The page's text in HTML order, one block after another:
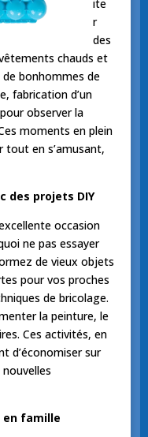
ite
r
des
chauds et
bonhommes de
fabrication d’un
observer la
moments en plein
tout en s’amusant,
des projets DIY
occasion
ne pas essayer
de vieux objets
pour vos proches
de bricolage.
la peinture, le
Ces activités, en
d’économiser sur
en famille